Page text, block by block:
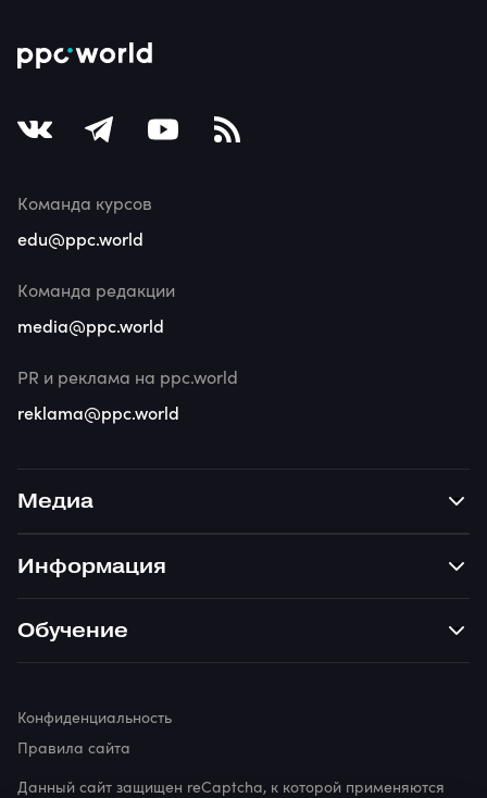
Медиа
Информация
Обучение
Команда курсов
edu@ppc.world
Команда редакции
media@ppc.world
PR и реклама на ppc.world
reklama@ppc.world
Данный сайт защищен reCaptcha, к которой применяются
Конфиденциальность
Правила сайта